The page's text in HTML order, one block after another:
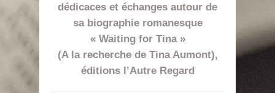
dédicaces et échanges autour de
sa biographie romanesque
« Waiting for Tina »
(A la recherche de Tina Aumont),
éditions l’Autre Regard